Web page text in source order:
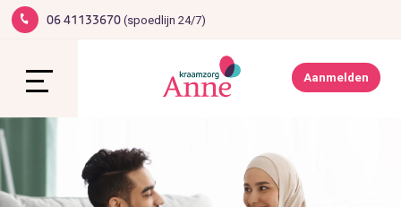
06 41133670 (spoedlijn 24/7)
Aanmelden